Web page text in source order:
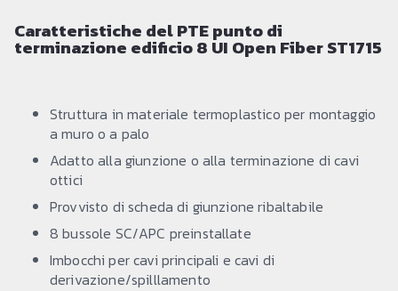
Caratteristiche del PTE punto di
terminazione edificio 8 UI Open Fiber ST1715
Struttura in materiale termoplastico per montaggio
a muro o a palo
Adatto alla giunzione o alla terminazione di cavi
ottici
Provvisto di scheda di giunzione ribaltabile
8 bussole SC/APC preinstallate
Imbocchi per cavi principali e cavi di
derivazione/spilllamento